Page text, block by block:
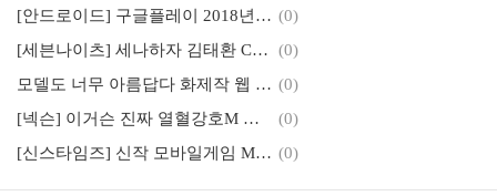
[안드로이드] 구글플레이 2018년 첫 모바일 게임순위 최고매출 인기순위 (0)
[세븐나이츠] 세나하자 김태환 CF 무술년 첫 업데이트 날개 꺽인 파멸자 이벤트
(0)
모델도 너무 아름답다 화제작 웹 게임 보스온라인 (0)
[넥슨] 이거슨 진짜 열혈강호M 사전예약 진행 중
(0)
[신스타임즈] 신작 모바일게임 MMORPG 시그널 사전예약 중 (0)